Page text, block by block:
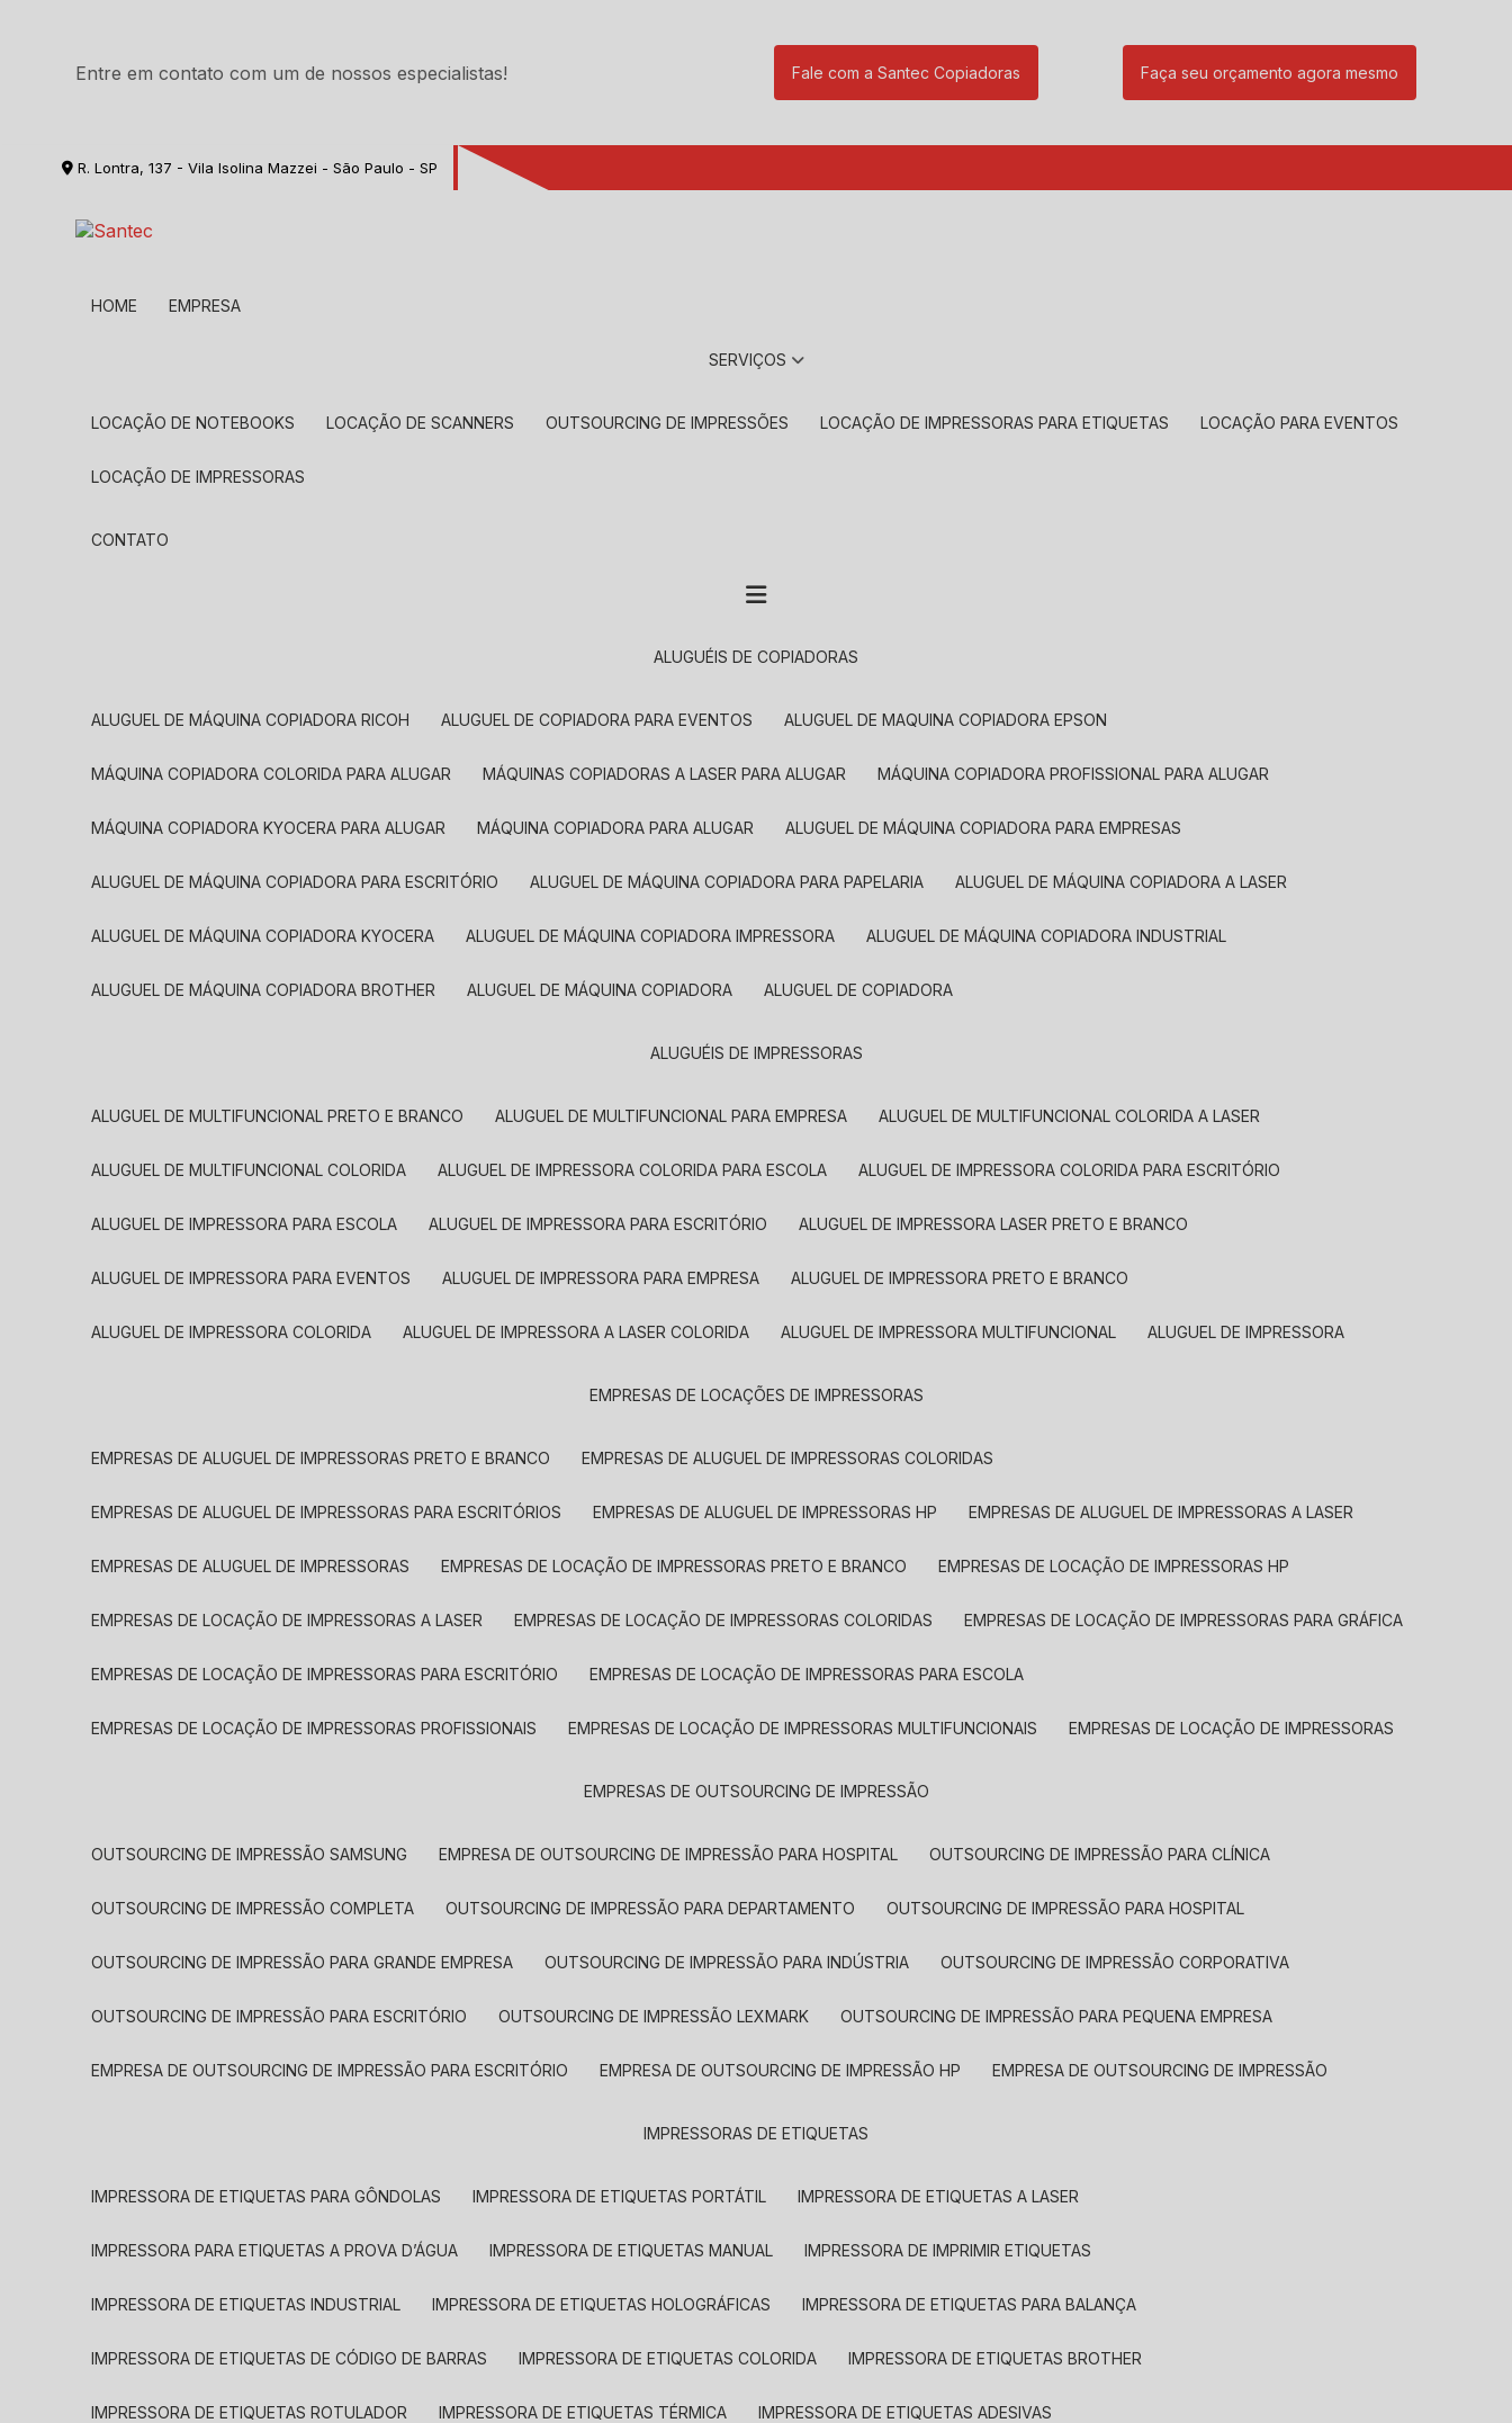
Entre em contato com um de nossos especialistas! Fale com a Santec Copiadoras Faça seu orçamento agora mesmo
R. Lontra, 137 - Vila Isolina Mazzei - São Paulo - SP
HOME EMPRESA
SERVIÇOS
LOCAÇÃO DE NOTEBOOKS LOCAÇÃO DE SCANNERS OUTSOURCING DE IMPRESSÕES LOCAÇÃO DE IMPRESSORAS PARA ETIQUETAS LOCAÇÃO PARA EVENTOS
LOCAÇÃO DE IMPRESSORAS
CONTATO
ALUGUÉIS DE COPIADORAS
ALUGUEL DE MÁQUINA COPIADORA RICOH ALUGUEL DE COPIADORA PARA EVENTOS ALUGUEL DE MAQUINA COPIADORA EPSON
MÁQUINA COPIADORA COLORIDA PARA ALUGAR MÁQUINAS COPIADORAS A LASER PARA ALUGAR MÁQUINA COPIADORA PROFISSIONAL PARA ALUGAR
MÁQUINA COPIADORA KYOCERA PARA ALUGAR MÁQUINA COPIADORA PARA ALUGAR ALUGUEL DE MÁQUINA COPIADORA PARA EMPRESAS
ALUGUEL DE MÁQUINA COPIADORA PARA ESCRITÓRIO ALUGUEL DE MÁQUINA COPIADORA PARA PAPELARIA ALUGUEL DE MÁQUINA COPIADORA A LASER
ALUGUEL DE MÁQUINA COPIADORA KYOCERA ALUGUEL DE MÁQUINA COPIADORA IMPRESSORA ALUGUEL DE MÁQUINA COPIADORA INDUSTRIAL
ALUGUEL DE MÁQUINA COPIADORA BROTHER ALUGUEL DE MÁQUINA COPIADORA ALUGUEL DE COPIADORA
ALUGUÉIS DE IMPRESSORAS
ALUGUEL DE MULTIFUNCIONAL PRETO E BRANCO ALUGUEL DE MULTIFUNCIONAL PARA EMPRESA ALUGUEL DE MULTIFUNCIONAL COLORIDA A LASER
ALUGUEL DE MULTIFUNCIONAL COLORIDA ALUGUEL DE IMPRESSORA COLORIDA PARA ESCOLA ALUGUEL DE IMPRESSORA COLORIDA PARA ESCRITÓRIO
ALUGUEL DE IMPRESSORA PARA ESCOLA ALUGUEL DE IMPRESSORA PARA ESCRITÓRIO ALUGUEL DE IMPRESSORA LASER PRETO E BRANCO
ALUGUEL DE IMPRESSORA PARA EVENTOS ALUGUEL DE IMPRESSORA PARA EMPRESA ALUGUEL DE IMPRESSORA PRETO E BRANCO
ALUGUEL DE IMPRESSORA COLORIDA ALUGUEL DE IMPRESSORA A LASER COLORIDA ALUGUEL DE IMPRESSORA MULTIFUNCIONAL ALUGUEL DE IMPRESSORA
EMPRESAS DE LOCAÇÕES DE IMPRESSORAS
EMPRESAS DE ALUGUEL DE IMPRESSORAS PRETO E BRANCO EMPRESAS DE ALUGUEL DE IMPRESSORAS COLORIDAS
EMPRESAS DE ALUGUEL DE IMPRESSORAS PARA ESCRITÓRIOS EMPRESAS DE ALUGUEL DE IMPRESSORAS HP EMPRESAS DE ALUGUEL DE IMPRESSORAS A LASER
EMPRESAS DE ALUGUEL DE IMPRESSORAS EMPRESAS DE LOCAÇÃO DE IMPRESSORAS PRETO E BRANCO EMPRESAS DE LOCAÇÃO DE IMPRESSORAS HP
EMPRESAS DE LOCAÇÃO DE IMPRESSORAS A LASER EMPRESAS DE LOCAÇÃO DE IMPRESSORAS COLORIDAS EMPRESAS DE LOCAÇÃO DE IMPRESSORAS PARA GRÁFICA
EMPRESAS DE LOCAÇÃO DE IMPRESSORAS PARA ESCRITÓRIO EMPRESAS DE LOCAÇÃO DE IMPRESSORAS PARA ESCOLA
EMPRESAS DE LOCAÇÃO DE IMPRESSORAS PROFISSIONAIS EMPRESAS DE LOCAÇÃO DE IMPRESSORAS MULTIFUNCIONAIS EMPRESAS DE LOCAÇÃO DE IMPRESSORAS
EMPRESAS DE OUTSOURCING DE IMPRESSÃO
OUTSOURCING DE IMPRESSÃO SAMSUNG EMPRESA DE OUTSOURCING DE IMPRESSÃO PARA HOSPITAL OUTSOURCING DE IMPRESSÃO PARA CLÍNICA
OUTSOURCING DE IMPRESSÃO COMPLETA OUTSOURCING DE IMPRESSÃO PARA DEPARTAMENTO OUTSOURCING DE IMPRESSÃO PARA HOSPITAL
OUTSOURCING DE IMPRESSÃO PARA GRANDE EMPRESA OUTSOURCING DE IMPRESSÃO PARA INDÚSTRIA OUTSOURCING DE IMPRESSÃO CORPORATIVA
OUTSOURCING DE IMPRESSÃO PARA ESCRITÓRIO OUTSOURCING DE IMPRESSÃO LEXMARK OUTSOURCING DE IMPRESSÃO PARA PEQUENA EMPRESA
EMPRESA DE OUTSOURCING DE IMPRESSÃO PARA ESCRITÓRIO EMPRESA DE OUTSOURCING DE IMPRESSÃO HP EMPRESA DE OUTSOURCING DE IMPRESSÃO
IMPRESSORAS DE ETIQUETAS
IMPRESSORA DE ETIQUETAS PARA GÔNDOLAS IMPRESSORA DE ETIQUETAS PORTÁTIL IMPRESSORA DE ETIQUETAS A LASER
IMPRESSORA PARA ETIQUETAS A PROVA D’ÁGUA IMPRESSORA DE ETIQUETAS MANUAL IMPRESSORA DE IMPRIMIR ETIQUETAS
IMPRESSORA DE ETIQUETAS INDUSTRIAL IMPRESSORA DE ETIQUETAS HOLOGRÁFICAS IMPRESSORA DE ETIQUETAS PARA BALANÇA
IMPRESSORA DE ETIQUETAS DE CÓDIGO DE BARRAS IMPRESSORA DE ETIQUETAS COLORIDA IMPRESSORA DE ETIQUETAS BROTHER
IMPRESSORA DE ETIQUETAS ROTULADOR IMPRESSORA DE ETIQUETAS TÉRMICA IMPRESSORA DE ETIQUETAS ADESIVAS